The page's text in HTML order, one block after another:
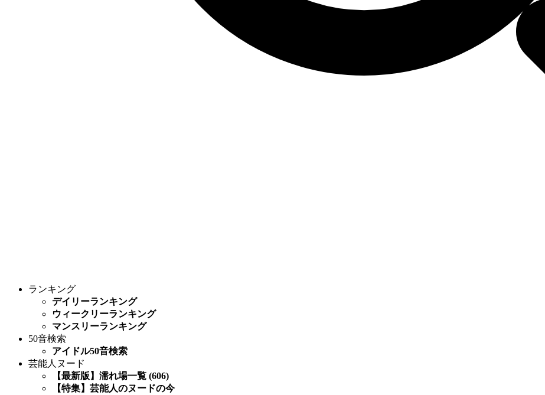
ランキング
デイリーランキング
ウィークリーランキング
マンスリーランキング
50音検索
アイドル50音検索
芸能人ヌード
【最新版】濡れ場一覧 (606)
【特集】芸能人のヌードの今